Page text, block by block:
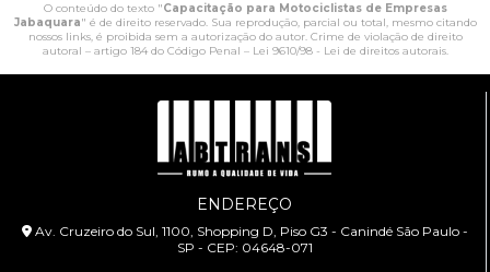
O conteúdo do texto "Capacitação para Motociclistas de Empresas
Jabaquara" é de direito reservado. Sua reprodução, parcial ou total, mesmo citando
nossos links, é proibida sem a autorização do autor. Crime de violação de direito
autoral – artigo 184 do Código Penal – Lei 9610/98 - Lei de direitos autorais.
ENDEREÇO
Av. Cruzeiro do Sul, 1100, Shopping D, Piso G3 - Canindé São Paulo -
SP - CEP: 04648-071